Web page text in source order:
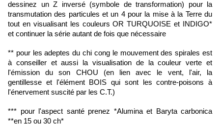
dessinez un Z inversé (symbole de transformation) pour la
transmutation des particules et un 4 pour la mise à la Terre du
tout en visualisant les couleurs OR TURQUOISE et INDIGO*
et continuer la série autant de fois que nécessaire
** pour les adeptes du chi cong le mouvement des spirales est
à conseiller et aussi la visualisation de la couleur verte et
l'émission du son CHOU (en lien avec le vent, l'air, la
gentillesse et l'élément BOIS qui sont les contre-poisons à
l'énervement suscité par les C.T.)
*** pour l'aspect santé prenez *Alumina et Baryta carbonica
**en 15 ou 30 ch*